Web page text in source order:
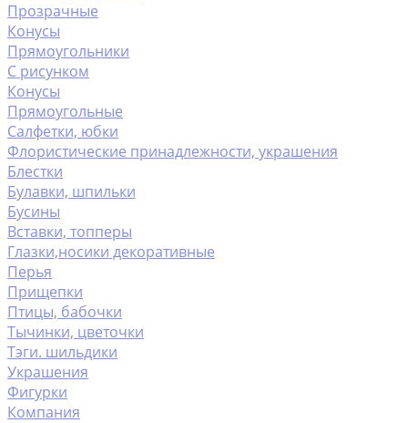
Прозрачные
Конусы
Прямоугольники
С рисунком
Конусы
Прямоугольные
Салфетки, юбки
Флористические принадлежности, украшения
Блестки
Булавки, шпильки
Бусины
Вставки, топперы
Глазки,носики декоративные
Перья
Прищепки
Птицы, бабочки
Тычинки, цветочки
Тэги. шильдики
Украшения
Фигурки
Компания